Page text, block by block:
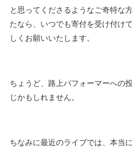
と思ってくださるようなご奇特な
たなら、いつでも寄付を受け付け
しくお願いいたします。
ちょうど、路上パフォーマーへの
じかもしれません。
ちなみに最近のライブでは、本当